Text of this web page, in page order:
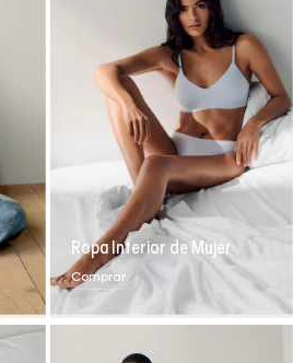
Ropa Interior de Mujer
Comprar